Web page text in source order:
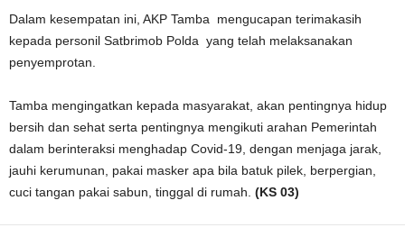
Dalam kesempatan ini, AKP Tamba mengucapan terimakasih
kepada personil Satbrimob Polda yang telah melaksanakan
penyemprotan.
Tamba mengingatkan kepada masyarakat, akan pentingnya hidup
bersih dan sehat serta pentingnya mengikuti arahan Pemerintah
dalam berinteraksi menghadap Covid-19, dengan menjaga jarak,
jauhi kerumunan, pakai masker apa bila batuk pilek, berpergian,
cuci tangan pakai sabun, tinggal di rumah. (KS 03)